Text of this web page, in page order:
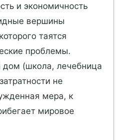
и экономичность
вершины
таятся
проблемы.
дом (школа, лечебница
не
мера, к
мировое